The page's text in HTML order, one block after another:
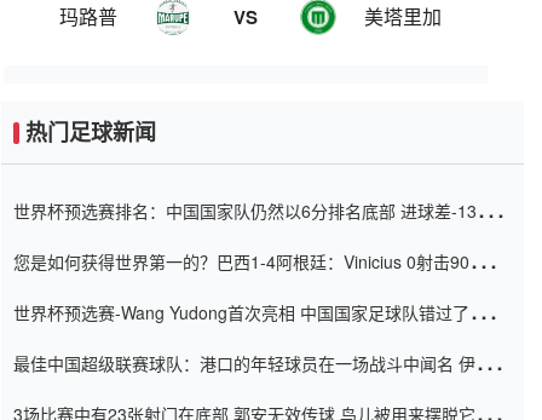
玛路普 VS 美塔里加
热门足球新闻
世界杯预选赛排名：中国国家队仍然以6分排名底部 进球差-13令人
您是如何获得世界第一的？巴西1-4阿根廷：Vinicius 0射击90分钟
世界杯预选赛-Wang Yudong首次亮相 中国国家足球队错过了世界
最佳中国超级联赛球队：港口的年轻球员在一场战斗中闻名 伊万放
3场比赛中有23张射门在底部 郭安无效传球 鸟儿被用来摆脱它